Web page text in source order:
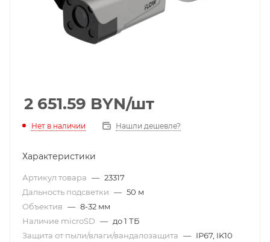
2 651.59 BYN/шт
Нет в наличии Нашли дешевле?
Характеристики
Артикул товара — 23317
Дальность подсветки — 50 м
Объектив — 8-32 мм
Наличие microSD — до 1 ТБ
Защита от пыли/влаги/вандалозащита — IP67, IK10